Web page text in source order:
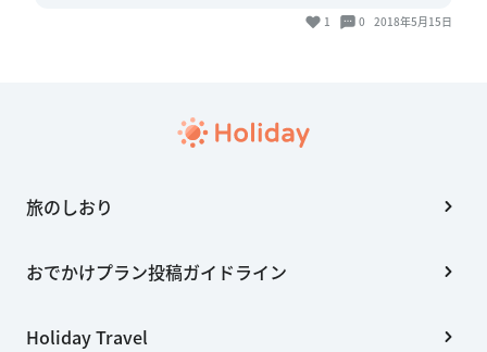
1 0 2018年5月15日
旅のしおり
おでかけプラン投稿ガイドライン
Holiday Travel